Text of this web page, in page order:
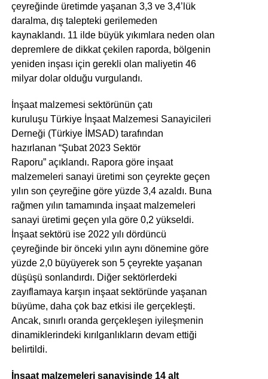
çeyreğinde üretimde yaşanan 3,3 ve 3,4’lük
daralma, dış talepteki gerilemeden
kaynaklandı. 11 ilde büyük yıkımlara neden olan
depremlere de dikkat çekilen raporda, bölgenin
yeniden inşası için gerekli olan maliyetin 46
milyar dolar olduğu vurgulandı.
İnşaat malzemesi sektörünün çatı
kuruluşu Türkiye İnşaat Malzemesi Sanayicileri
Derneği (Türkiye İMSAD) tarafından
hazırlanan “Şubat 2023 Sektör
Raporu” açıklandı. Rapora göre inşaat
malzemeleri sanayi üretimi son çeyrekte geçen
yılın son çeyreğine göre yüzde 3,4 azaldı. Buna
rağmen yılın tamamında inşaat malzemeleri
sanayi üretimi geçen yıla göre 0,2 yükseldi.
İnşaat sektörü ise 2022 yılı dördüncü
çeyreğinde bir önceki yılın aynı dönemine göre
yüzde 2,0 büyüyerek son 5 çeyrekte yaşanan
düşüşü sonlandırdı. Diğer sektörlerdeki
zayıflamaya karşın inşaat sektöründe yaşanan
büyüme, daha çok baz etkisi ile gerçekleşti.
Ancak, sınırlı oranda gerçekleşen iyileşmenin
dinamiklerindeki kırılganlıkların devam ettiği
belirtildi.
İnşaat malzemeleri sanayisinde 14 alt